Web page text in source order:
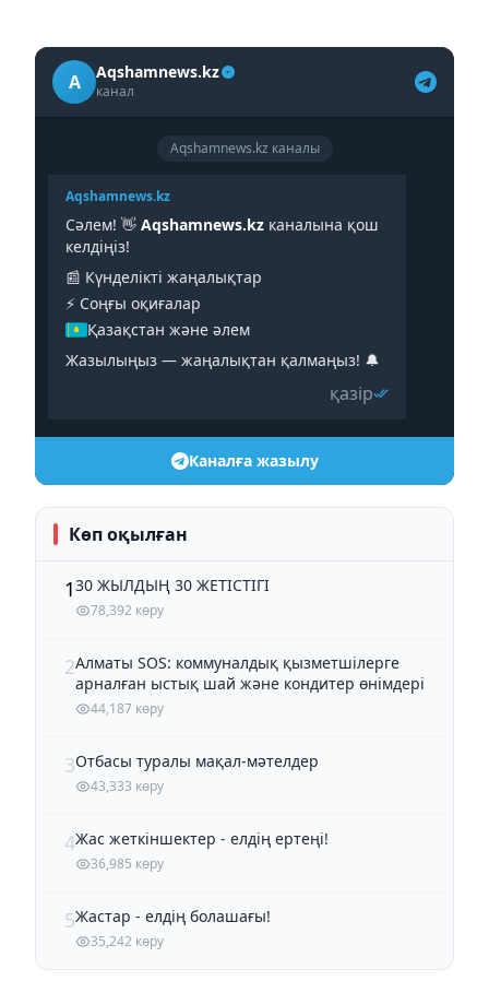
A Aqshamnews.kz
канал
Aqshamnews.kz каналы
Aqshamnews.kz
Сәлем! 👋 Aqshamnews.kz каналына қош
келдіңіз!
📰 Күнделікті жаңалықтар
⚡️ Соңғы оқиғалар
Қазақстан және әлем
Жазылыңыз — жаңалықтан қалмаңыз! 🔔
қазір
Каналға жазылу
Көп оқылған
130 ЖЫЛДЫҢ 30 ЖЕТІСТІГІ
78,392 көру
2Алматы SOS: коммуналдық қызметшілерге
арналған ыстық шай және кондитер өнімдері
44,187 көру
3Отбасы туралы мақал-мәтелдер
43,333 көру
4Жас жеткіншектер - елдің ертеңі!
36,985 көру
5Жастар - елдің болашағы!
35,242 көру